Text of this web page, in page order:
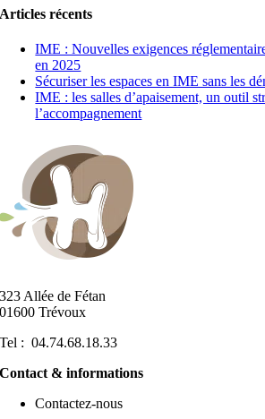
Articles récents
IME : Nouvelles exigences
en 2025
Sécuriser les espaces en IME sans les
IME : les salles d’apaisement, un outil
l’accompagnement
323 Allée de Fétan
01600 Trévoux
Tel : 04.74.68.18.33
Contact & informations
Contactez-nous